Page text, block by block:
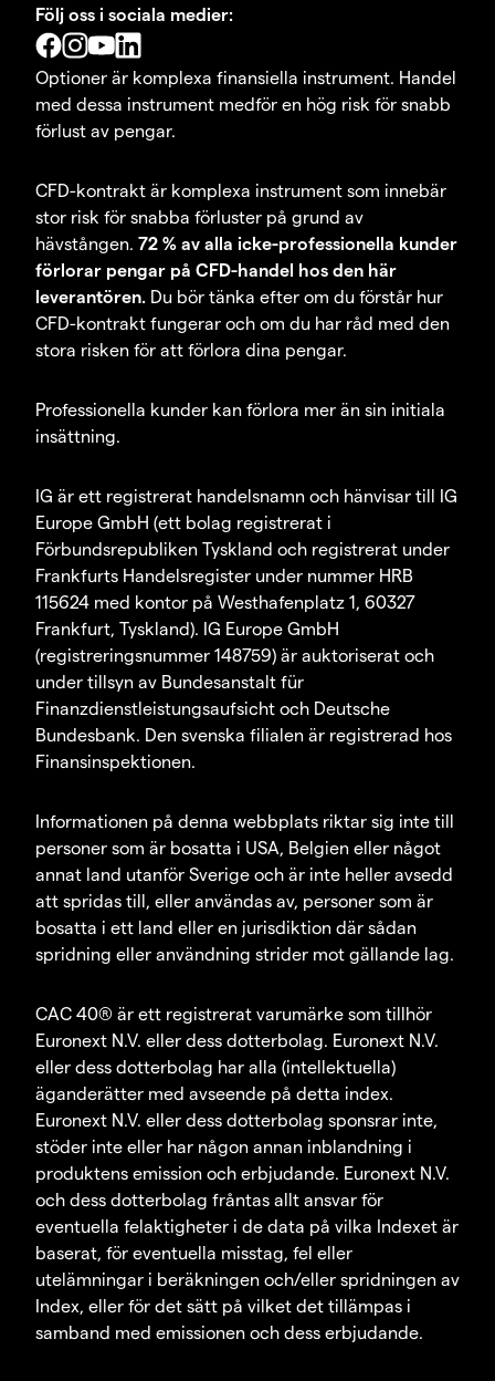
Följ oss i sociala medier:
Optioner är komplexa finansiella instrument. Handel
med dessa instrument medför en hög risk för snabb
förlust av pengar.
CFD-kontrakt är komplexa instrument som innebär
stor risk för snabba förluster på grund av
hävstången. 72 % av alla icke-professionella kunder
förlorar pengar på CFD-handel hos den här
leverantören. Du bör tänka efter om du förstår hur
CFD-kontrakt fungerar och om du har råd med den
stora risken för att förlora dina pengar.
Professionella kunder kan förlora mer än sin initiala
insättning.
IG är ett registrerat handelsnamn och hänvisar till IG
Europe GmbH (ett bolag registrerat i
Förbundsrepubliken Tyskland och registrerat under
Frankfurts Handelsregister under nummer HRB
115624 med kontor på Westhafenplatz 1, 60327
Frankfurt, Tyskland). IG Europe GmbH
(registreringsnummer 148759) är auktoriserat och
under tillsyn av Bundesanstalt für
Finanzdienstleistungsaufsicht och Deutsche
Bundesbank. Den svenska filialen är registrerad hos
Finansinspektionen.
Informationen på denna webbplats riktar sig inte till
personer som är bosatta i USA, Belgien eller något
annat land utanför Sverige och är inte heller avsedd
att spridas till, eller användas av, personer som är
bosatta i ett land eller en jurisdiktion där sådan
spridning eller användning strider mot gällande lag.
CAC 40® är ett registrerat varumärke som tillhör
Euronext N.V. eller dess dotterbolag. Euronext N.V.
eller dess dotterbolag har alla (intellektuella)
äganderätter med avseende på detta index.
Euronext N.V. eller dess dotterbolag sponsrar inte,
stöder inte eller har någon annan inblandning i
produktens emission och erbjudande. Euronext N.V.
och dess dotterbolag fråntas allt ansvar för
eventuella felaktigheter i de data på vilka Indexet är
baserat, för eventuella misstag, fel eller
utelämningar i beräkningen och/eller spridningen av
Index, eller för det sätt på vilket det tillämpas i
samband med emissionen och dess erbjudande.